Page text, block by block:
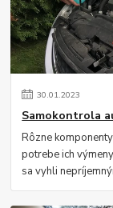
30.01.2023
Samokontrola
Rôzne
potrebe ich
sa vyhli